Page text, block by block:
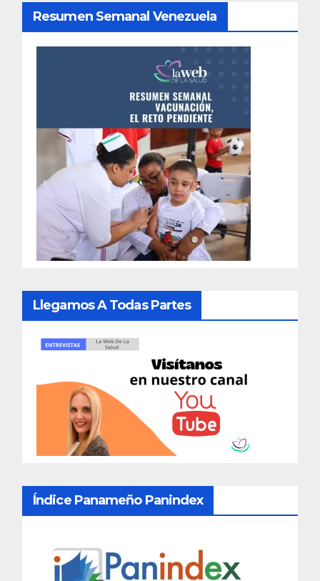
Resumen Semanal Venezuela
Llegamos A Todas Partes
Índice Panameño Panindex